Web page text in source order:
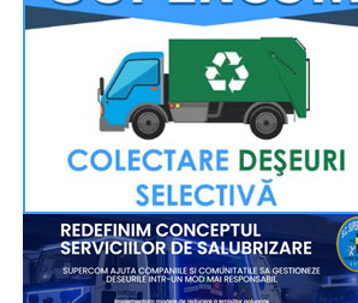
Închinarea la sfintele moaște se va